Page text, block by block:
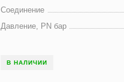
Соединение
Давление, PN бар
В НАЛИЧИИ